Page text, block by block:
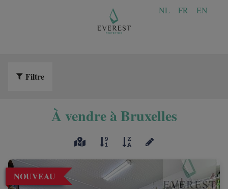
NL FR EN
Filtre
À vendre à Bruxelles
NOUVEAU